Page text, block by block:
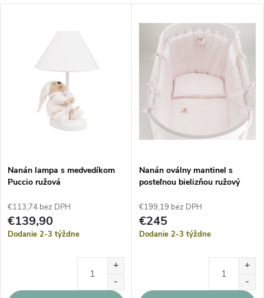
Nanán lampa s medvedíkom
Puccio ružová
€113,74 bez DPH
€139,90
Dodanie 2-3 týždne
Nanán oválny mantinel s
posteľnou bielizňou ružový
€199,19 bez DPH
€245
Dodanie 2-3 týždne